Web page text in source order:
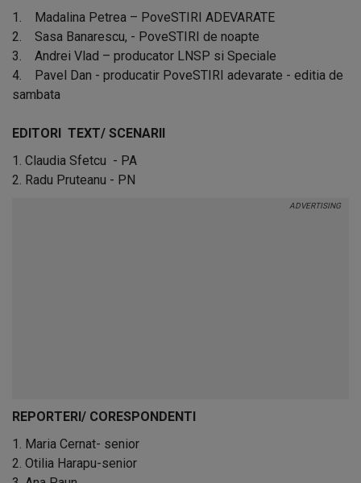
1. Madalina Petrea – PoveSTIRI ADEVARATE
2. Sasa Banarescu, - PoveSTIRI de noapte
3. Andrei Vlad – producator LNSP si Speciale
4. Pavel Dan - producatir PoveSTIRI adevarate - editia de
sambata
EDITORI TEXT/ SCENARII
1. Claudia Sfetcu - PA
2. Radu Pruteanu - PN
REPORTERI/ CORESPONDENTI
1. Maria Cernat- senior
2. Otilia Harapu-senior